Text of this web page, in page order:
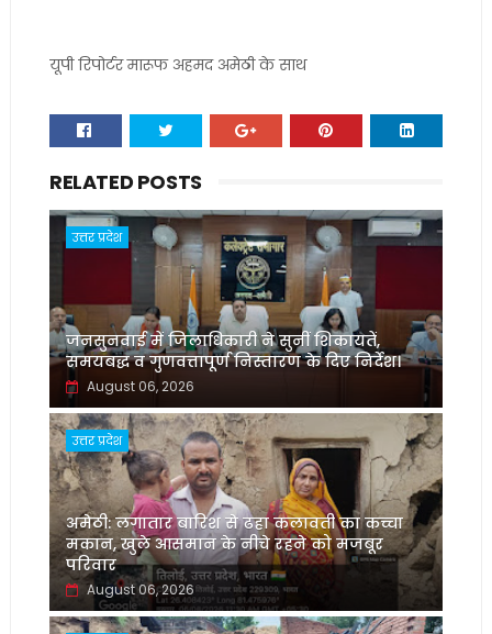
यूपी रिपोर्टर मारूफ अहमद अमेठी के साथ
RELATED POSTS
उत्तर प्रदेश
जनसुनवाई में जिलाधिकारी ने सुनीं शिकायतें,
समयबद्ध व गुणवत्तापूर्ण निस्तारण के दिए निर्देश।
August 06, 2026
उत्तर प्रदेश
अमेठी: लगातार बारिश से ढहा कलावती का कच्चा
मकान, खुले आसमान के नीचे रहने को मजबूर
परिवार
August 06, 2026